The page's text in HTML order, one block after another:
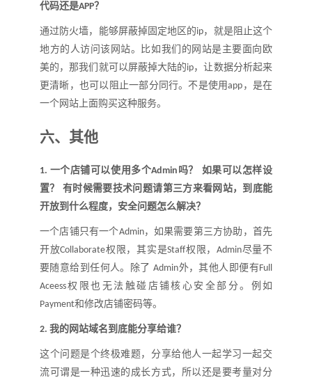
代码还是APP？
通过防火墙，能够屏蔽掉固定地区的ip，就是阻止这个
地方的人访问该网站。比如我们的网站是主要面向欧
美的，那我们就可以屏蔽掉大陆的ip，让数据分析起来
更清晰，也可以阻止一部分同行。不是使用app ，是在
一个网站上面购买这种服务。
六、 其他
1. 一个店铺可以使用多个Admin 吗？ 如果可以怎样设
置？ 有时候需要技术问题请第三方来看网站，到底能
开放到什么程度，安全问题怎么解决？
一个店铺只有一个Admin，如果需要第三方协助，首先
开放Collaborate权限，其实是Staff权限， Admin尽量不
要随意给到任何人。除了Admin外，其他人即便有Full
Aceess权限也无法触碰店铺核心安全部分。例如
Payment和修改店铺密码等。
2. 我的网站域名到底能分享给谁？
这个问题是个终极难题，分享给他人一起学习一起交
流可谓是一种迅速的成长方式，所以还是要考量对分